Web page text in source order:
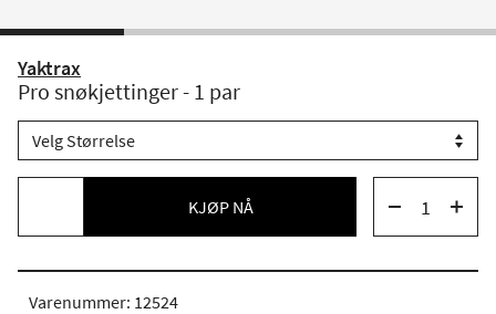
Yaktrax
Pro snøkjettinger - 1 par
KJØP NÅ
Varenummer: 12524